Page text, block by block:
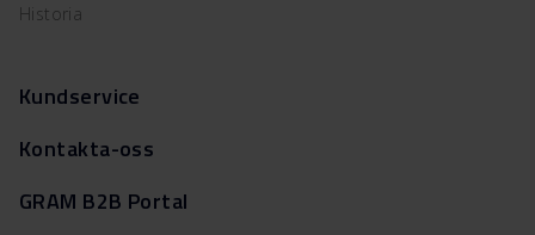
Historia
Kundservice
Kontakta-oss
GRAM B2B Portal